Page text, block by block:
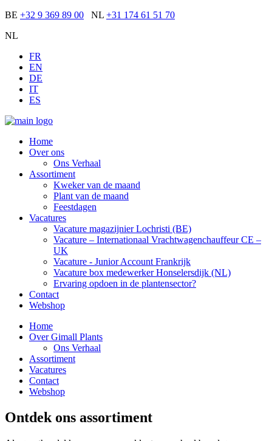
BE +32 9 369 89 00 NL +31 174 61 51 70
NL
FR
EN
DE
IT
ES
Home
Over ons
Ons Verhaal
Assortiment
Kweker van de maand
Plant van de maand
Feestdagen
Vacatures
Vacature magazijnier Lochristi (BE)
Vacature – Internationaal Vrachtwagenchauffeur CE –
UK
Vacature - Junior Account Frankrijk
Vacature box medewerker Honselersdijk (NL)
Ervaring opdoen in de plantensector?
Contact
Webshop
Home
Over Gimall Plants
Ons Verhaal
Assortiment
Vacatures
Contact
Webshop
Ontdek ons assortiment